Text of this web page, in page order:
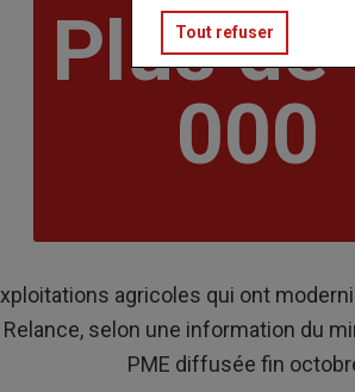
Plus de
000
agricoles qui ont
selon une information du
PME diffusée fin
Tout refuser